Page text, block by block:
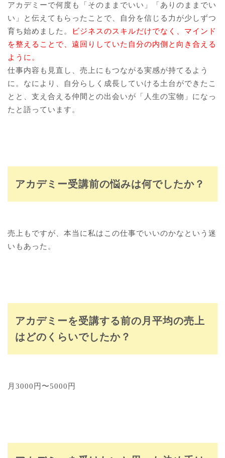
アカデミーで何度も「そのままでいい」「ありのままでい
い」と伝えてもらったことで、自分を信じる力が少しずつ
育ち始めました。
ビジネスのスキルだけでなく、マインド
を整えることで、遠回りしていた自分の内側と向き合える
ように。
仕事内容も見直し、売上にもつながる実感が持てるよう
に。なにより、自分らしく成長していける土台ができたこ
とと、支え合える仲間との出会いが「人生の宝物」になっ
たと語っています。
アカデミー受講前の悩みは何でしたか？
売上もですが、本当に私はこの仕事でいいのかなという迷
いもあった。
アカデミーを受講する前の月平均の売上
はどのくらいでしたか？
月3000円〜5000円